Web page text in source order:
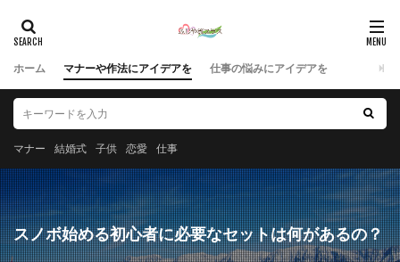
ホーム マナーや作法にアイデアを 仕事の悩みにアイデアを
マナー 結婚式 子供 恋愛 仕事
スノボ始める初心者に必要なセットは何があるの？